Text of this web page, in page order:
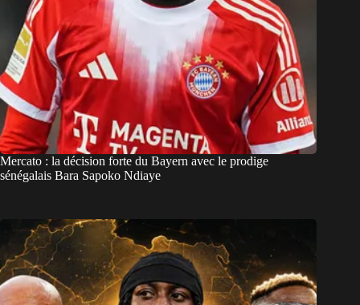
Mercato : la décision forte du Bayern avec le prodige
sénégalais Bara Sapoko Ndiaye